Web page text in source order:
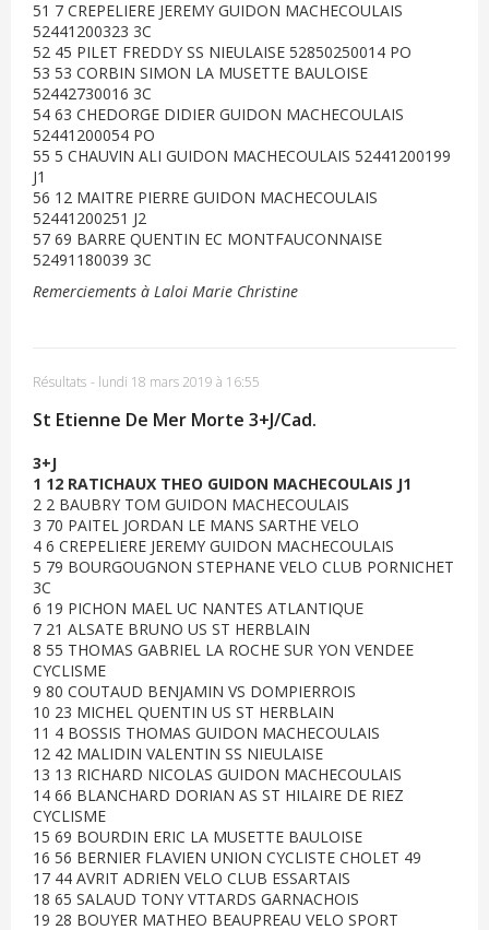
51 7 CREPELIERE JEREMY GUIDON MACHECOULAIS
52441200323 3C
52 45 PILET FREDDY SS NIEULAISE 52850250014 PO
53 53 CORBIN SIMON LA MUSETTE BAULOISE
52442730016 3C
54 63 CHEDORGE DIDIER GUIDON MACHECOULAIS
52441200054 PO
55 5 CHAUVIN ALI GUIDON MACHECOULAIS 52441200199
J1
56 12 MAITRE PIERRE GUIDON MACHECOULAIS
52441200251 J2
57 69 BARRE QUENTIN EC MONTFAUCONNAISE
52491180039 3C
Remerciements à Laloi Marie Christine
Résultats - lundi 18 mars 2019 à 16:55
St Etienne De Mer Morte 3+J/Cad.
3+J
1 12 RATICHAUX THEO GUIDON MACHECOULAIS J1
2 2 BAUBRY TOM GUIDON MACHECOULAIS
3 70 PAITEL JORDAN LE MANS SARTHE VELO
4 6 CREPELIERE JEREMY GUIDON MACHECOULAIS
5 79 BOURGOUGNON STEPHANE VELO CLUB PORNICHET
3C
6 19 PICHON MAEL UC NANTES ATLANTIQUE
7 21 ALSATE BRUNO US ST HERBLAIN
8 55 THOMAS GABRIEL LA ROCHE SUR YON VENDEE
CYCLISME
9 80 COUTAUD BENJAMIN VS DOMPIERROIS
10 23 MICHEL QUENTIN US ST HERBLAIN
11 4 BOSSIS THOMAS GUIDON MACHECOULAIS
12 42 MALIDIN VALENTIN SS NIEULAISE
13 13 RICHARD NICOLAS GUIDON MACHECOULAIS
14 66 BLANCHARD DORIAN AS ST HILAIRE DE RIEZ
CYCLISME
15 69 BOURDIN ERIC LA MUSETTE BAULOISE
16 56 BERNIER FLAVIEN UNION CYCLISTE CHOLET 49
17 44 AVRIT ADRIEN VELO CLUB ESSARTAIS
18 65 SALAUD TONY VTTARDS GARNACHOIS
19 28 BOUYER MATHEO BEAUPREAU VELO SPORT